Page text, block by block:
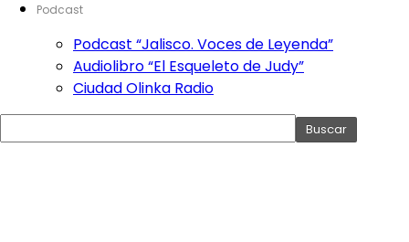
Podcast
Podcast “Jalisco. Voces de Leyenda”
Audiolibro “El Esqueleto de Judy”
Ciudad Olinka Radio